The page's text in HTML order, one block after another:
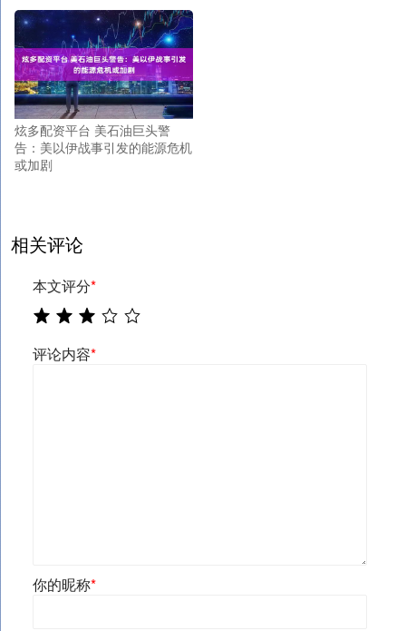
炫多配资平台 美石油巨头警
告：美以伊战事引发的能源危机
或加剧
相关评论
本文评分*
评论内容*
你的昵称*